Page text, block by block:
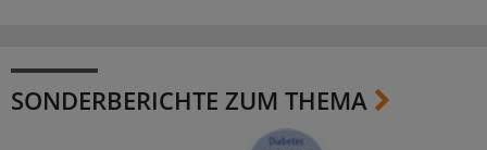
SONDERBERICHTE ZUM THEMA